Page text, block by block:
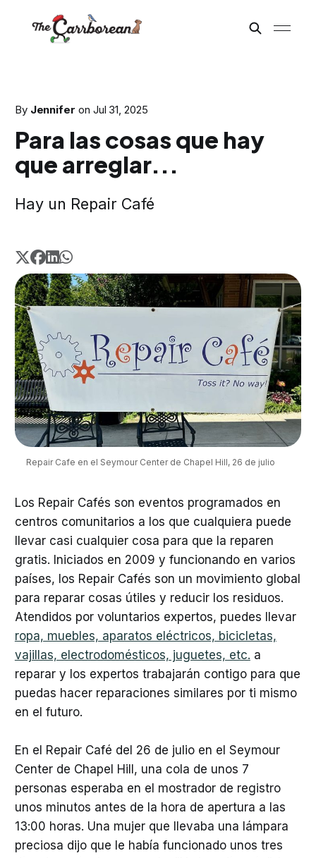
By Jennifer on Jul 31, 2025
Para las cosas que hay
que arreglar...
Hay un Repair Café
Repair Cafe en el Seymour Center de Chapel Hill, 26 de julio
Los Repair Cafés son eventos programados en
centros comunitarios a los que cualquiera puede
llevar casi cualquier cosa para que la reparen
gratis. Iniciados en 2009 y funcionando en varios
países, los Repair Cafés son un movimiento global
para reparar cosas útiles y reducir los residuos.
Atendidos por voluntarios expertos, puedes llevar
ropa, muebles, aparatos eléctricos, bicicletas,
vajillas, electrodomésticos, juguetes, etc. a
reparar y los expertos trabajarán contigo para que
puedas hacer reparaciones similares por ti mismo
en el futuro.
En el Repair Café del 26 de julio en el Seymour
Center de Chapel Hill, una cola de unos 7
personas esperaba en el mostrador de registro
unos minutos antes de la hora de apertura a las
13:00 horas. Una mujer que llevaba una lámpara
preciosa dijo que le había funcionado unos tres